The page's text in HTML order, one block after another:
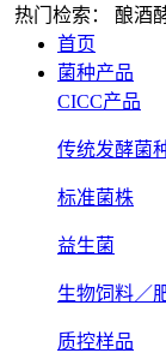
热门检索： 酿酒
首页
菌种产品
CICC产品
传统发酵菌
标准菌株
益生菌
生物饲料／
质控样品